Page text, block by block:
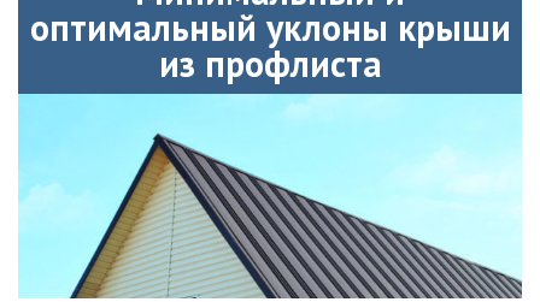
оптимальный уклоны крыши
из профлиста